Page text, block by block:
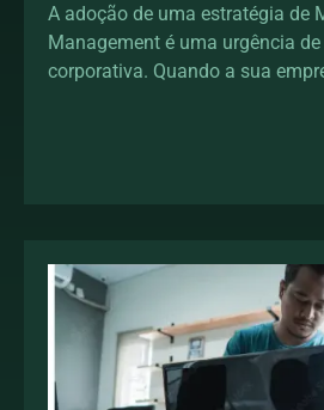
protegendo
escritório
A adoção de uma estratégia de
Management é uma urgência
corporativa. Quando a sua